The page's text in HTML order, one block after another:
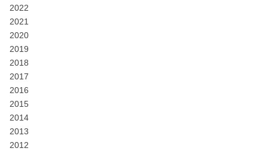
2022
2021
2020
2019
2018
2017
2016
2015
2014
2013
2012